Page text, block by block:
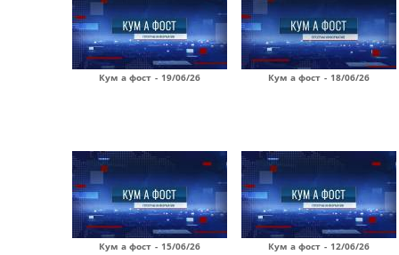
Кум а фост - 19/06/26 Кум а фост - 18/06/26
Кум а фост - 15/06/26 Кум а фост - 12/06/26